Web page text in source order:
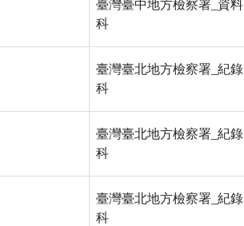
臺灣臺中地方檢察署_資料
科
臺灣臺北地方檢察署_紀錄
科
臺灣臺北地方檢察署_紀錄
科
臺灣臺北地方檢察署_紀錄
科